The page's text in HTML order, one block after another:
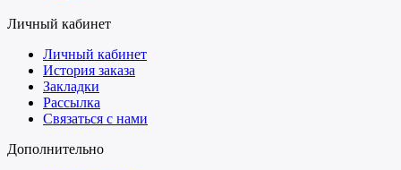
Личный кабинет
Личный кабинет
История заказа
Закладки
Рассылка
Связаться с нами
Дополнительно